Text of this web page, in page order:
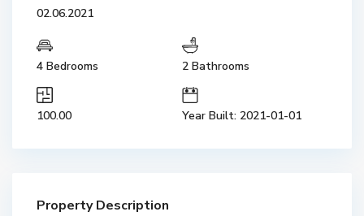
02.06.2021
4 Bedrooms 2 Bathrooms
100.00 Year Built: 2021-01-01
Property Description